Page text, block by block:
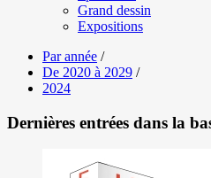
Grand dessin
Expositions
Par année /
De 2020 à 2029 /
2024
Dernières entrées dans la